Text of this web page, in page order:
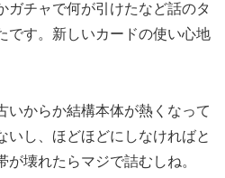
ガチャで何が引けたなど話のタ
です。新しいカードの使い心地
いからか結構本体が熱くなって
いし、ほどほどにしなければと
壊れたらマジで詰むしね。